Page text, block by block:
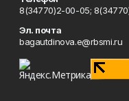
8(34770)2-00-05;
Эл. почта
bagautdinova.e@rbsmi.ru